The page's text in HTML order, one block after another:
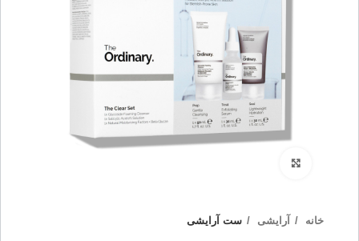
خانه آرایشی ست آرایشی